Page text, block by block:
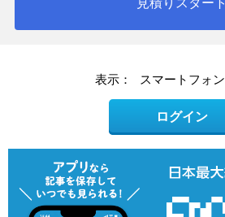
見積りスタート
表示： スマートフォン
ログイン